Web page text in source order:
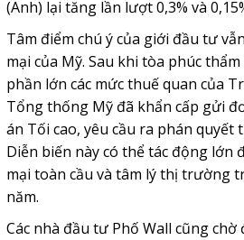
(Anh) lại tăng lần lượt 0,3% và
Tâm điểm chú ý của giới đầu tư
mại của Mỹ. Sau khi tòa phúc
phần lớn các mức thuế quan của
Tổng thống Mỹ đã khẩn cấp gửi
án Tối cao, yêu cầu ra phán quyết
Diễn biến này có thể tác động
mại toàn cầu và tâm lý thị trường
năm.
Các nhà đầu tư Phố Wall cũng chờ